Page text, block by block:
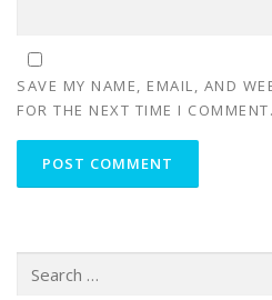
SAVE MY NAME, EMAIL, AND
FOR THE NEXT TIME I COMMENT.
for: